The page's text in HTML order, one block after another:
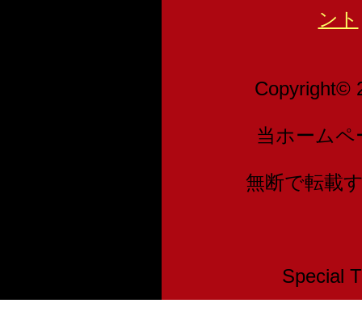
ント
Copyright©
当ホーム
無断で転載
Special